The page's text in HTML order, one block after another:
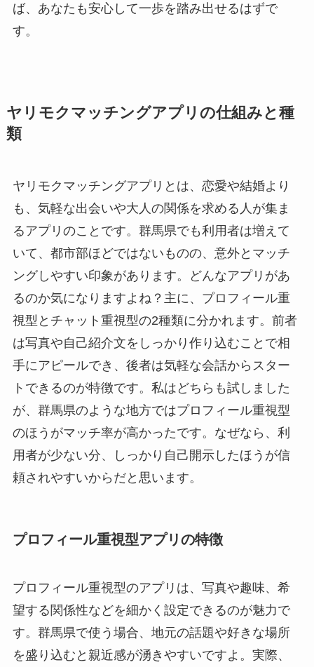
ば、あなたも安心して一歩を踏み出せるはずで
す。
ヤリモクマッチングアプリの仕組みと種
類
ヤリモクマッチングアプリとは、恋愛や結婚より
も、気軽な出会いや大人の関係を求める人が集ま
るアプリのことです。群馬県でも利用者は増えて
いて、都市部ほどではないものの、意外とマッチ
ングしやすい印象があります。どんなアプリがあ
るのか気になりますよね？主に、プロフィール重
視型とチャット重視型の2種類に分かれます。前者
は写真や自己紹介文をしっかり作り込むことで相
手にアピールでき、後者は気軽な会話からスター
トできるのが特徴です。私はどちらも試しました
が、群馬県のような地方ではプロフィール重視型
のほうがマッチ率が高かったです。なぜなら、利
用者が少ない分、しっかり自己開示したほうが信
頼されやすいからだと思います。
プロフィール重視型アプリの特徴
プロフィール重視型のアプリは、写真や趣味、希
望する関係性などを細かく設定できるのが魅力で
す。群馬県で使う場合、地元の話題や好きな場所
を盛り込むと親近感が湧きやすいですよ。実際、